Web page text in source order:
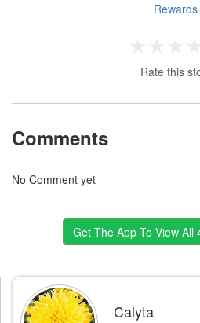
Rewards
Rate this
Comments
No Comment yet
Get The App To View All
Calyta